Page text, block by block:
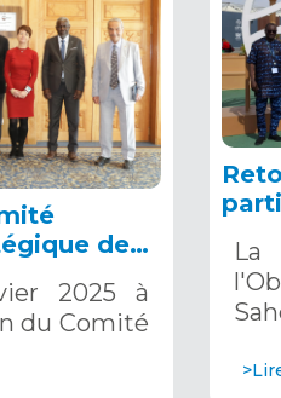
de
2025 à
du Comité